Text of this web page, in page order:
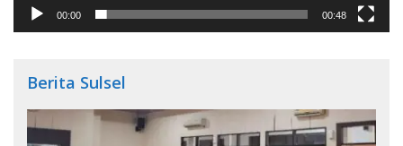
00:00 00:48
Berita Sulsel